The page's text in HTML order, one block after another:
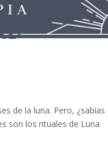
de la luna. Pero, ¿sabías
son los rituales de Luna